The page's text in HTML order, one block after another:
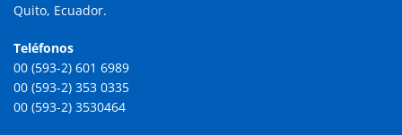
Quito, Ecuador.
Teléfonos
00 (593-2) 601 6989
00 (593-2) 353 0335
00 (593-2) 3530464